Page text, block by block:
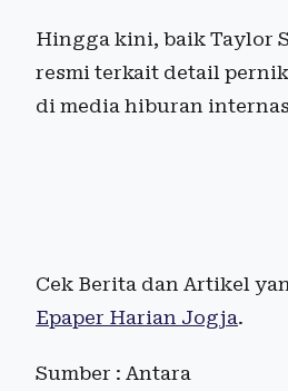
Hingga kini, baik Taylor
resmi terkait detail
di media hiburan
Cek Berita dan Artikel
Epaper Harian Jogja.
Sumber : Antara